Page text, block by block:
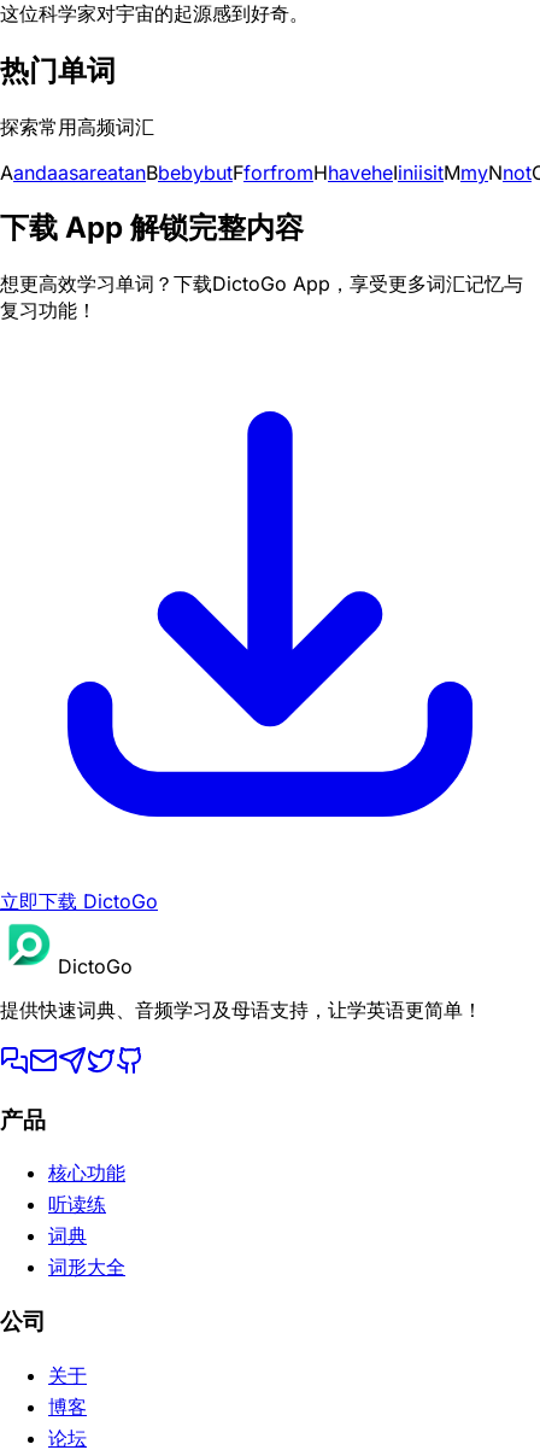
这位科学家对宇宙的起源感到好奇。
热门单词
探索常用高频词汇
AandaasareatanBbebybutFforfromHhaveheIiniisitMmyNnot
下载 App 解锁完整内容
想更高效学习单词？下载DictoGo App，享受更多词汇记忆与
复习功能！
立即下载 DictoGo
DictoGo
提供快速词典、音频学习及母语支持，让学英语更简单！
产品
核心功能
听读练
词典
词形大全
公司
关于
博客
论坛